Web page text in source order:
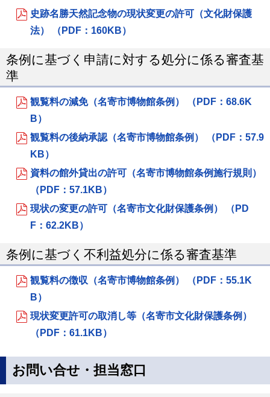
史跡名勝天然記念物の現状変更の許可（文化財保護
法） （PDF：160KB）
条例に基づく申請に対する処分に係る審査基
準
観覧料の減免（名寄市博物館条例） （PDF：68.6K
B）
観覧料の後納承認（名寄市博物館条例） （PDF：57.9
KB）
資料の館外貸出の許可（名寄市博物館条例施行規則）
（PDF：57.1KB）
現状の変更の許可（名寄市文化財保護条例） （PD
F：62.2KB）
条例に基づく不利益処分に係る審査基準
観覧料の徴収（名寄市博物館条例） （PDF：55.1K
B）
現状変更許可の取消し等（名寄市文化財保護条例）
（PDF：61.1KB）
お問い合せ・担当窓口